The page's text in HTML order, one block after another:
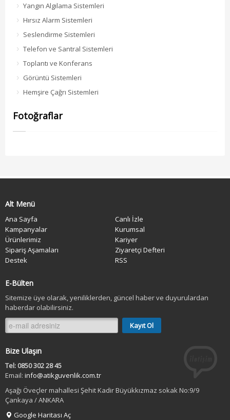
Yangın Algılama Sistemleri
Hırsız Alarm Sistemleri
Seslendirme Sistemleri
Telefon ve Santral Sistemleri
Toplantı ve Konferans
Görüntü Sistemleri
Hemşire Çağrı Sistemleri
Fotoğraflar
Alt Menü
Ana Sayfa
Canlı İzle
Kampanyalar
Kurumsal
Ürünlerimiz
Kariyer
Sipariş Aşamaları
Ziyaretçi Defteri
Destek
RSS
E-Bülten
Sitemize üye olarak, yeniliklerden, güncel haber ve duyurulardan
haberdar olabilirsiniz.
Bize Ulaşın
Tel: 0850 302 28 45
Email: info@atikguvenlik.com.tr
Aşağı Öveçler mahallesi Şehit Kadir Büyükkızmaz sokak No:9/9
Çankaya / ANKARA
Google Haritası Aç